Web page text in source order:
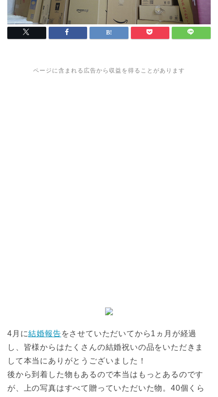
ページに含まれる広告から収益を得ることがあります
4月に結婚報告をさせていただいてから1ヵ月が経過
し、皆様からはたくさんの結婚祝いの品をいただきま
して本当にありがとうございました！
後から到着した物もあるので本当はもっとあるのです
が、上の写真はすべて贈っていただいた物。40個くら